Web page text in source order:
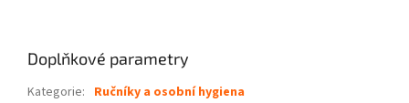
Doplňkové parametry
Kategorie: Ručníky a osobní hygiena